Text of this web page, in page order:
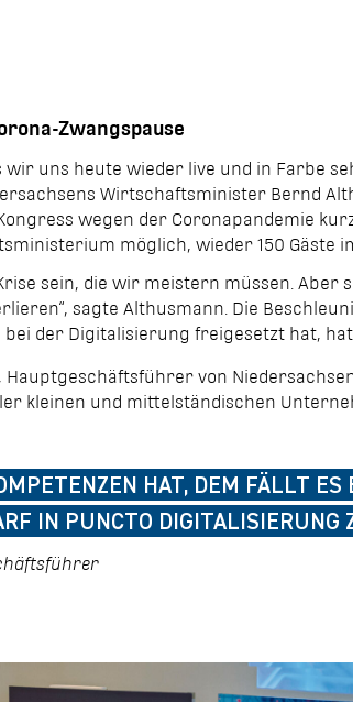
Zwangspause
wir uns heute wieder live und in Farbe
Wirtschaftsminister Bernd
wegen der Coronapandemie
möglich, wieder 150 Gäste
sein, die wir meistern müssen.
sagte Althusmann. Die
bei der Digitalisierung freigesetzt hat,
Hauptgeschäftsführer von
kleinen und mittelständischen
HAT, DEM FÄLLT ES
IN PUNCTO DIGITALISIERUNG